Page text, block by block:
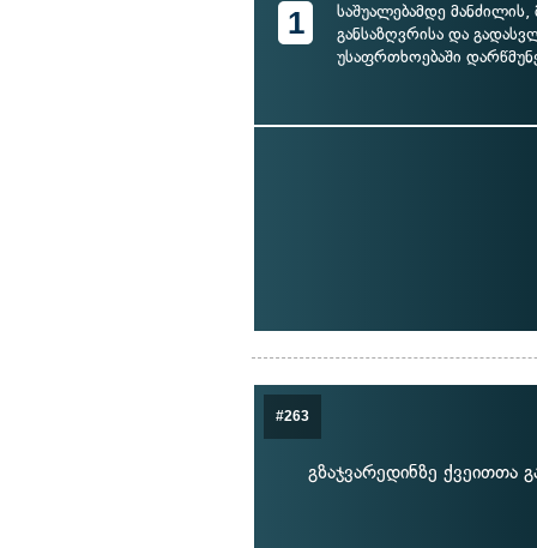
1
საშუალებამდე მანძილის,
განსაზღვრისა და
უსაფრთხოებაში
#263
გზაჯვარედინზე ქვეითთა